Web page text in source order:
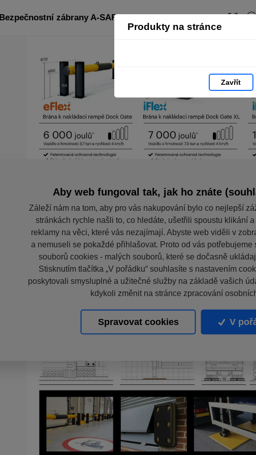
Produkty na stránce
Zavřít
Bezpečnostní zábrany A-SAFE: strana 19
Aby web fungoval tak, jak ho znáte
Záleží nám na tom, aby pro vás nakupování bylo co nejlepší
stránkách rychle našli to, co hledáte, ušetřili spoustu klikání
reklamy na věci, které vás nezajímají. Abyste web viděli v
a nemuseli se pokaždé přihlašovat. Proto od vás potřebujeme
souborů cookies - malých souborů, které se dočasně
Stisknutím tlačítka „V pořádku“ souhlasíte s nastavením
poskytovali smysluplné a užitečné služby na základě vašich
kdykoli změnit na stránce zpracování
Spravovat cookies V